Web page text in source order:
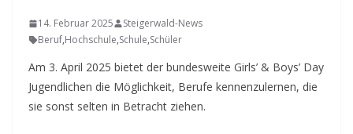
14. Februar 2025
Steigerwald-News
Beruf,Hochschule,Schule,Schüler
Am 3. April 2025 bietet der bundesweite Girls’ & Boys’ Day
Jugendlichen die Möglichkeit, Berufe kennenzulernen, die
sie sonst selten in Betracht ziehen.